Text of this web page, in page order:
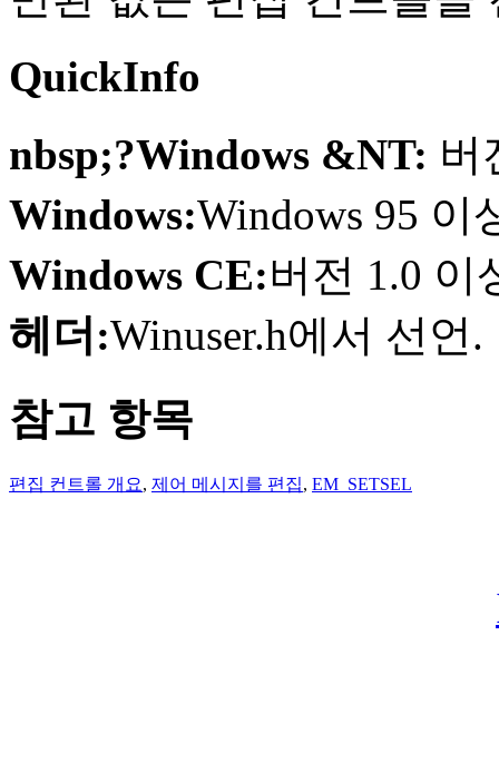
QuickInfo
nbsp;?Windows &NT: 버
Windows:Windows 95 이
Windows CE:버전 1.0 이
헤더:Winuser.h에서 선언.
참고 항목
편집 컨트롤 개요, 제어 메시지를 편집, EM_SETSEL